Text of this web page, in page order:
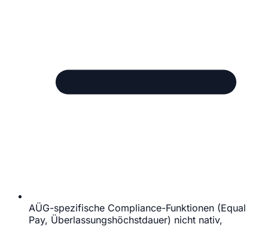
AÜG-spezifische Compliance-Funktionen (Equal
Pay, Überlassungshöchstdauer) nicht nativ,